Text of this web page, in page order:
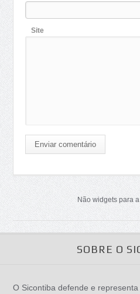
Site
Enviar comentário
Não widgets para
SOBRE O
O Sicontiba defende e